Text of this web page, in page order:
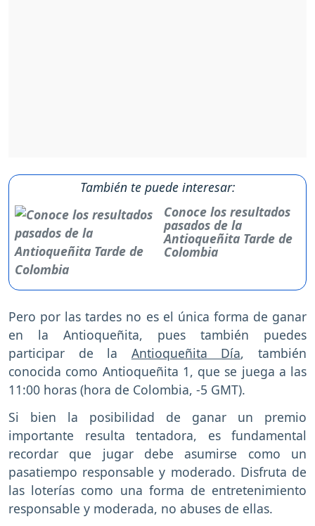
También te puede interesar:
Conoce los resultados
pasados de la
Antioqueñita Tarde de
Colombia
Pero por las tardes no es el única forma de ganar
en la Antioqueñita, pues también puedes
participar de la Antioqueñita Día, también
conocida como Antioqueñita 1, que se juega a las
11:00 horas (hora de Colombia, -5 GMT).
Si bien la posibilidad de ganar un premio
importante resulta tentadora, es fundamental
recordar que jugar debe asumirse como un
pasatiempo responsable y moderado. Disfruta de
las loterías como una forma de entretenimiento
responsable y moderada, no abuses de ellas.